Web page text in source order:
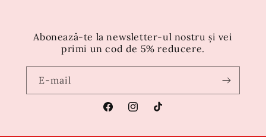
Abonează-te la newsletter-ul nostru și vei
primi un cod de 5% reducere.
E-mail
FacebookInstagramTikTok